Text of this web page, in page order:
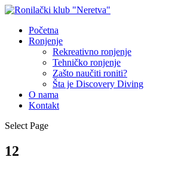
Početna
Ronjenje
Rekreativno ronjenje
Tehničko ronjenje
Zašto naučiti roniti?
Šta je Discovery Diving
O nama
Kontakt
Select Page
12